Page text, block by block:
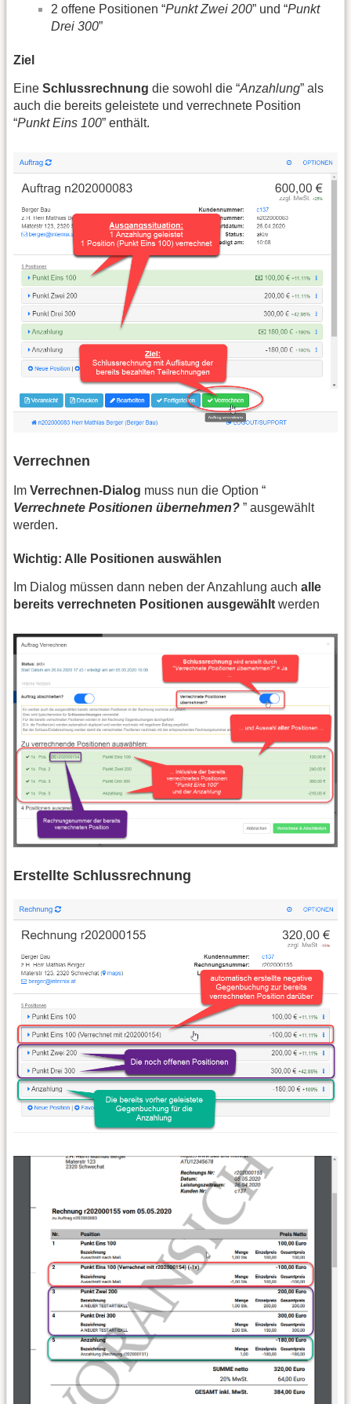
2 offene Positionen “Punkt Zwei 200” und “Punkt
Drei 300”
Ziel
Eine Schlussrechnung die sowohl die “Anzahlung” als
auch die bereits geleistete und verrechnete Position
“Punkt Eins 100” enthält.
Verrechnen
Im Verrechnen-Dialog muss nun die Option “
Verrechnete Positionen übernehmen? ” ausgewählt
werden.
Wichtig: Alle Positionen auswählen
Im Dialog müssen dann neben der Anzahlung auch alle
bereits verrechneten Positionen ausgewählt werden
Erstellte Schlussrechnung